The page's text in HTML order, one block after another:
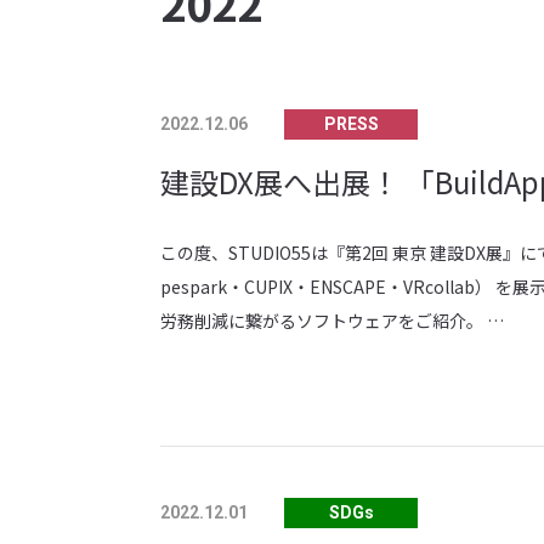
2022.12.06 PRESS
建設DX展へ出展！ 「
この度、STUDIO55は『第2回 東京 建設DX展』
pespark・CUPIX・ENSCAPE・VRcollab） を
労務削減に繋がるソフトウェアをご紹介。 …
2022.12.01 SDGs